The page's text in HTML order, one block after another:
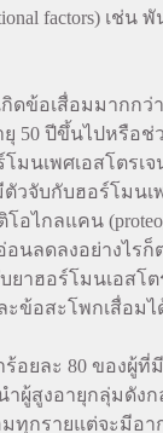
factors) เช่น
ดข้อเสื่อมมากกว่า
50 ปีขึ้นไปหรือช่
มนเพศเอสโตรเจ
วจับกับฮอร์โมน
อไกลแคน
นลดลงอย่างไร
ยาฮอร์โมนเอสโ
ะข้อสะโพกเสื่อมไ
อยละ 80 ของผู้ที่
ำผู้สูงอายุกลุ่มดัง
มทุกรายแต่จะมีอ